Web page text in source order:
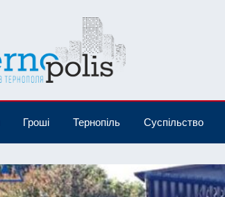
Гроші Тернопіль Суспільство